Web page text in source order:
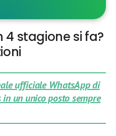
4 stagione si fa?
ufficiale WhatsApp di
un unico posto sempre